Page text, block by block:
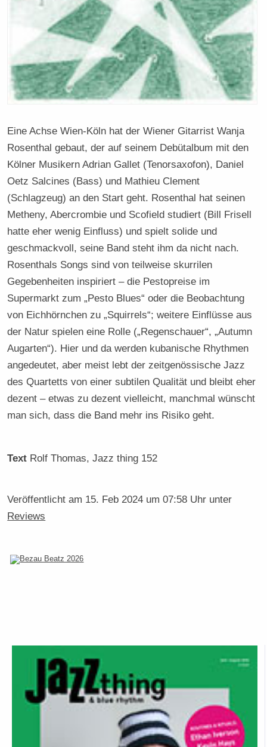
Eine Achse Wien-Köln hat der Wiener Gitarrist Wanja
Rosenthal gebaut, der auf seinem Debütalbum mit den
Kölner Musikern Adrian Gallet (Tenorsaxofon), Daniel
Oetz Salcines (Bass) und Mathieu Clement
(Schlagzeug) an den Start geht. Rosenthal hat seinen
Metheny, Abercrombie und Scofield studiert (Bill Frisell
hatte eher wenig Einfluss) und spielt solide und
geschmackvoll, seine Band steht ihm da nicht nach.
Rosenthals Songs sind von teilweise skurrilen
Gegebenheiten inspiriert – die Pestopreise im
Supermarkt zum „Pesto Blues“ oder die Beobachtung
von Eichhörnchen zu „Squirrels“; weitere Einflüsse aus
der Natur spielen eine Rolle („Regenschauer“, „Autumn
Augarten“). Hier und da werden kubanische Rhythmen
angedeutet, aber meist lebt der zeitgenössische Jazz
des Quartetts von einer subtilen Qualität und bleibt eher
dezent – etwas zu dezent vielleicht, manchmal wünscht
man sich, dass die Band mehr ins Risiko geht.
Text Rolf Thomas, Jazz thing 152
Veröffentlicht am 15. Feb 2024 um 07:58 Uhr unter
Reviews